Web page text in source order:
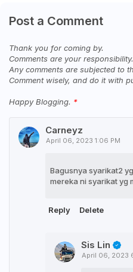
Post a Comment
Thank you for coming by.
Comments are your responsibility.
Any comments are subjected to
Comment wisely, and do it with
Happy Blogging.
Carneyz
April 06, 2023 1:06 PM
Bagusnya syarikat2
mereka ni syarikat yg
Reply Delete
Sis Lin
April 06, 2023